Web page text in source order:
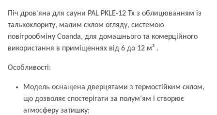
Піч дров'яна для сауни PAL PKLE-12 Tx з облицюванням із
талькохлориту, малим склом огляду, системою
повітрообміну Coanda, для домашнього та комерційного
використання в приміщеннях від 6 до 12 м³ .
Особливості:
Модель оснащена дверцятами з термостійким склом,
що дозволяє спостерігати за полум’ям і створює
атмосферу затишку;